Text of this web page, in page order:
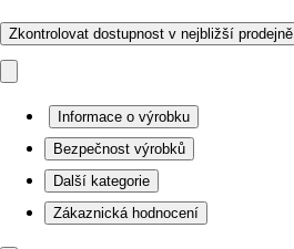
Zkontrolovat dostupnost v nejbližší prodejně
Informace o výrobku
Bezpečnost výrobků
Další kategorie
Zákaznická hodnocení